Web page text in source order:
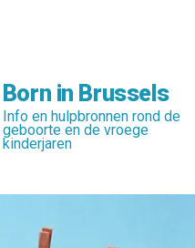
Born in Brussels
Info en hulpbronnen rond de
geboorte en de vroege
kinderjaren